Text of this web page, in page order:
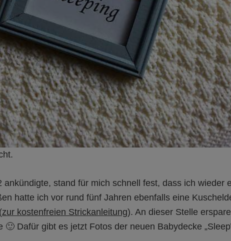
stand für mich schnell fest, dass ich wieder
hatte ich vor rund fünf Jahren ebenfalls eine
zur kostenfreien Strickanleitung). An dieser Stelle
Dafür gibt es jetzt Fotos der neuen Babydecke